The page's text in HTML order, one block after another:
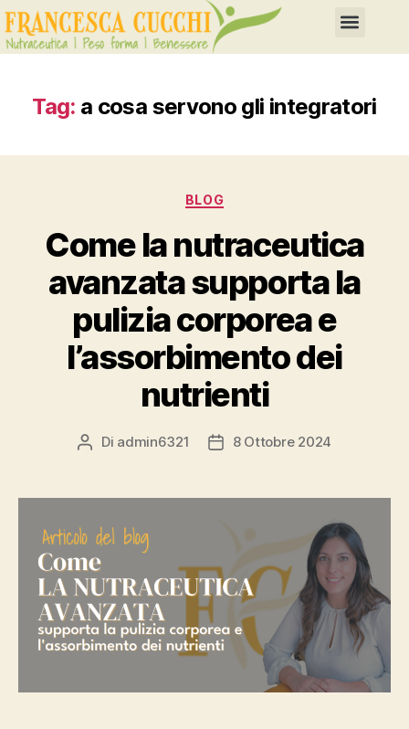
Tag: a cosa servono gli integratori
BLOG
Come la nutraceutica
avanzata supporta la
pulizia corporea e
l’assorbimento dei
nutrienti
Di admin6321 8 Ottobre 2024